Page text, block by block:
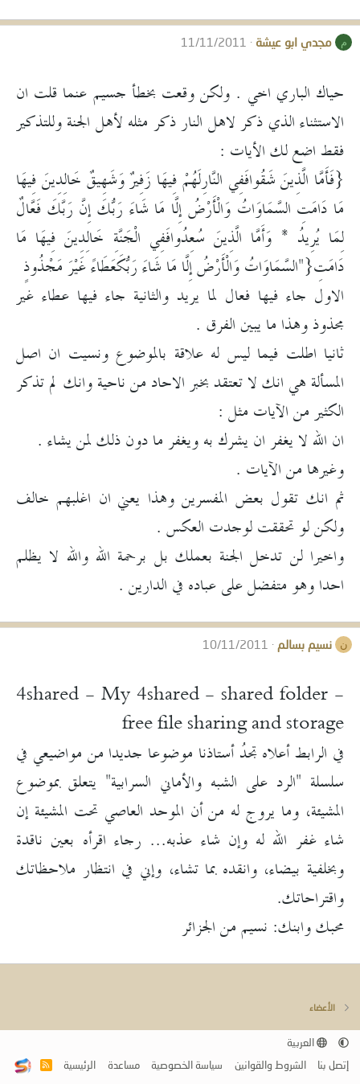
م مجدي ابو عيشة 11/11/2011
حياك الباري اخي . ولكن وقعت بخطأ جسيم عنما قلت ان
الاستثناء الذي ذكر لاهل النار ذكر مثله لأهل الجنة وللتذكير
فقط اضع لك الأيات :
{‏فَأَمَّا الَّذِينَ شَقُوا‏‏فَفِي النَّارِ‏‏لَهُمْ فِيهَا‏ ‏‏زَفِيرٌ وَشَهِيقٌ‏ خَالِدِينَ فِيهَا‏
‏مَا دَامَتِ السَّمَاوَاتُ وَالْأَرْضُ إِلَّا مَا شَاءَ رَبُّكَ ‏إِنَّ رَبَّكَ فَعَّالٌ
لِمَا يُرِيدُ * ‏‏وَأَمَّا الَّذِينَ سُعِدُوا‏‏‏فَفِي الْجَنَّةِ خَالِدِينَ فِيهَا مَا
دَامَتِ{"السَّمَاوَاتُ وَالْأَرْضُ إِلَّا مَا شَاءَ رَبُّكَ‏‏‏عَطَاءً غَيْرَ مَجْذُوذٍ‏‏
الاول جاء فيها فعال لما يريد والثانية جاء فيها عطاء غير
مجذوذ وهذا ما يبين الفرق .
ثانيا اطلت فيما ليس له علاقة بالموضوع ونسيت ان اصل
المسألة هي انك لا تعتقد بخبر الاحاد من ناحية وانك لم تذكر
الكثير من الآيات مثل :
ان الله لا يغفر ان يشرك به ويغفر ما دون ذلك لمن يشاء .
وغيرها من الآيات .
ثم انك تقول بعض المفسرين وهذا يعني ان اغلبهم خالف
ولكن لو تحققت لوجدت العكس .
واخيرا لن تدخل الجنة بعملك بل برحمة الله والله لا يظلم
احدا وهو متفضل على عباده في الدارين .
ن نسيم بسالم 10/11/2011
4shared - My 4shared - shared folder -
free file sharing and storage
في الرابط أعلاه تجدُ أستاذنا موضوعا جديدا من مواضيعي في
سلسلة "الرد على الشبه والأماني السرابية" يتعلق بموضوع
المشيئة، وما يروج له من أن الموحد العاصي تحت المشيئة إن
شاء غفر الله له وإن شاء عذبه... رجاء اقرأه بعين ناقدة
وبخلفية بيضاء، وانقده بما تشاء، وإني في انتظار ملاحظاتك
واقتراحاتك.
محبك وابنك: نسيم من الجزائر
الأعضاء
العربية
إتصل بنا
الشروط والقوانين سياسة الخصوصية مساعدة الرئيسية
R